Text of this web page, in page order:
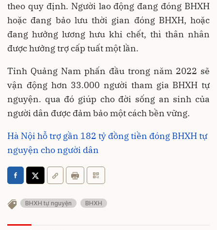
theo quy định. Người lao động đang đóng BHXH
hoặc đang bảo lưu thời gian đóng BHXH, hoặc
đang hưởng lương hưu khi chết, thì thân nhân
được hưởng trợ cấp tuất một lần.
Tỉnh Quảng Nam phấn đầu trong năm 2022 sẽ
vận động hơn 33.000 người tham gia BHXH tự
nguyện. qua đó giúp cho đời sống an sinh của
người dân được đảm bảo một cách bền vững.
Hà Nội hỗ trợ gần 182 tỷ đồng tiền đóng BHXH tự
nguyện cho người dân
BHXH tự nguyện BHXH